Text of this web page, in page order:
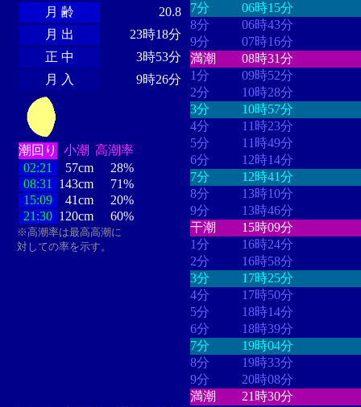
月 齢
20.8
月 出
23時18分
正 中
3時53分
月 入
9時26分
潮回り 小潮 高潮率
02:21
57cm
28%
08:31
143cm
71%
15:09
41cm
20%
21:30 120cm 60%
※高潮率は最高高潮に
対しての率を示す。
7分
06時15分
8分
06時43分
9分
07時16分
満潮
08時31分
1分
09時52分
2分
10時28分
3分
10時57分
4分
11時23分
5分
11時49分
6分
12時14分
7分
12時41分
8分
13時10分
9分
13時46分
干潮
15時09分
1分
16時24分
2分
16時58分
3分
17時25分
4分
17時50分
5分
18時14分
6分
18時39分
7分
19時04分
8分
19時33分
9分
20時08分
満潮
21時30分